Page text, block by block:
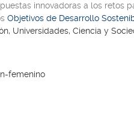
innovadoras a los retos
Objetivos de Desarrollo
Universidades, Ciencia y
femenino